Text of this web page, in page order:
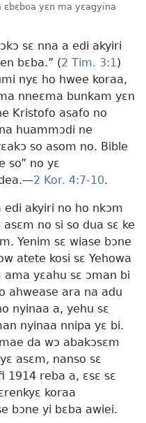
yɛn ma yɛagyina
sɛ nna a edi akyiri
bɛba.” (2 Tim. 3:1)
nyɛ ho hwee koraa,
nneɛma bunkam yɛn
Kristofo asafo no
huammɔdi ne
so asom no. Bible
so” no yɛ
—2 Kor. 4:7-10.
edi akyiri no ho nkɔm
no si so dua sɛ ke
Yenim sɛ wiase bɔne
atete kosi sɛ Yehowa
yɛahu sɛ ɔman bi
ahwease ara na adu
nyinaa a, yehu sɛ
nyinaa nnipa yɛ bi.
da wɔ abakɔsɛm
asɛm, nanso sɛ
1914 reba a, ɛsɛ sɛ
koraa
bɔne yi bɛba awiei.